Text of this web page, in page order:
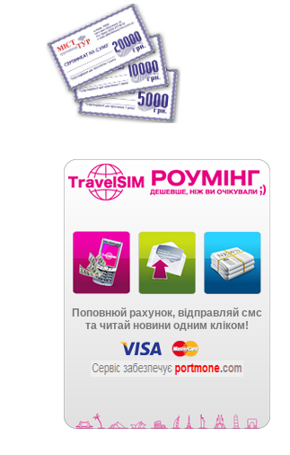
Show larger version